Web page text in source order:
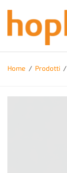
Home / Prodotti /